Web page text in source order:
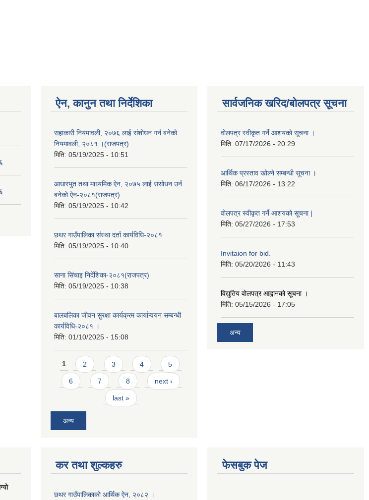
ऐन, कानुन तथा निर्देशिका
सहाकारी नियमावली, २०७६ लाई संशोधन गर्न बनेको
नियमावली, २०८१ ।(राजपत्र)
मिति: 05/19/2025 - 10:51
आधारभुत तथा माध्यमिक ऐन, २०७५ लाई संसोधन उर्न
बनेको ऐन-२०८१(राजपत्र)
मिति: 05/19/2025 - 10:42
छथर गाउँपालिका संस्था दर्ता कार्यविधि-२०८१
मिति: 05/19/2025 - 10:40
साना सिंचाइ निर्देशिका-२०८१(राजपत्र)
मिति: 05/19/2025 - 10:38
बालबलिका जीवन सुरक्षा कार्यक्रम कार्यान्वयन सम्बन्धी
कार्यविधि-२०८१ ।
मिति: 01/10/2025 - 15:08
Pages
1 2 3 4 5
6 7 8 next ›
last »
अन्य
सार्वजनिक खरिद/बोलपत्र सूचना
वोलपत्र स्वीकृत गर्ने आशयको सूचना ।
मिति: 07/17/2026 - 20:29
आर्थिक प्रस्ताव खोल्ने सम्बन्धी सूचना ।
मिति: 06/17/2026 - 13:22
वोलपत्र स्वीकृत गर्ने आशयको सूचना |
मिति: 05/27/2026 - 17:53
Invitaion for bid.
मिति: 05/20/2026 - 11:43
विद्युतिय वोलपत्र आह्वानको सूचना ।
मिति: 05/15/2026 - 17:05
अन्य
कर तथा शुल्कहरु
छथर गाउँपालिकाको आर्थिक ऐन, २०८२ ।
फेसबुक पेज